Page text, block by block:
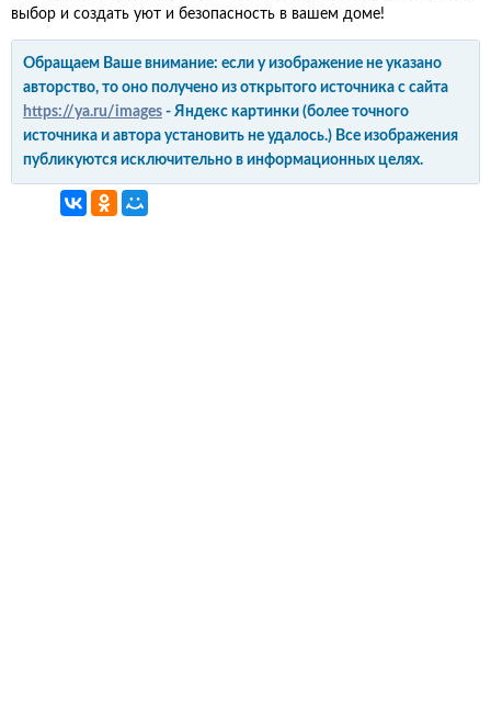
выбор и создать уют и безопасность в вашем доме!
Обращаем Ваше внимание: если у изображение не указано
авторство, то оно получено из открытого источника с сайта
https://ya.ru/images - Яндекс картинки (более точного
источника и автора установить не удалось.) Все изображения
публикуются исключительно в информационных целях.